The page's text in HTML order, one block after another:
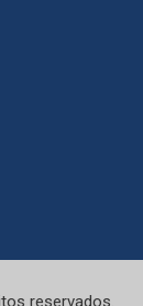
reservados.